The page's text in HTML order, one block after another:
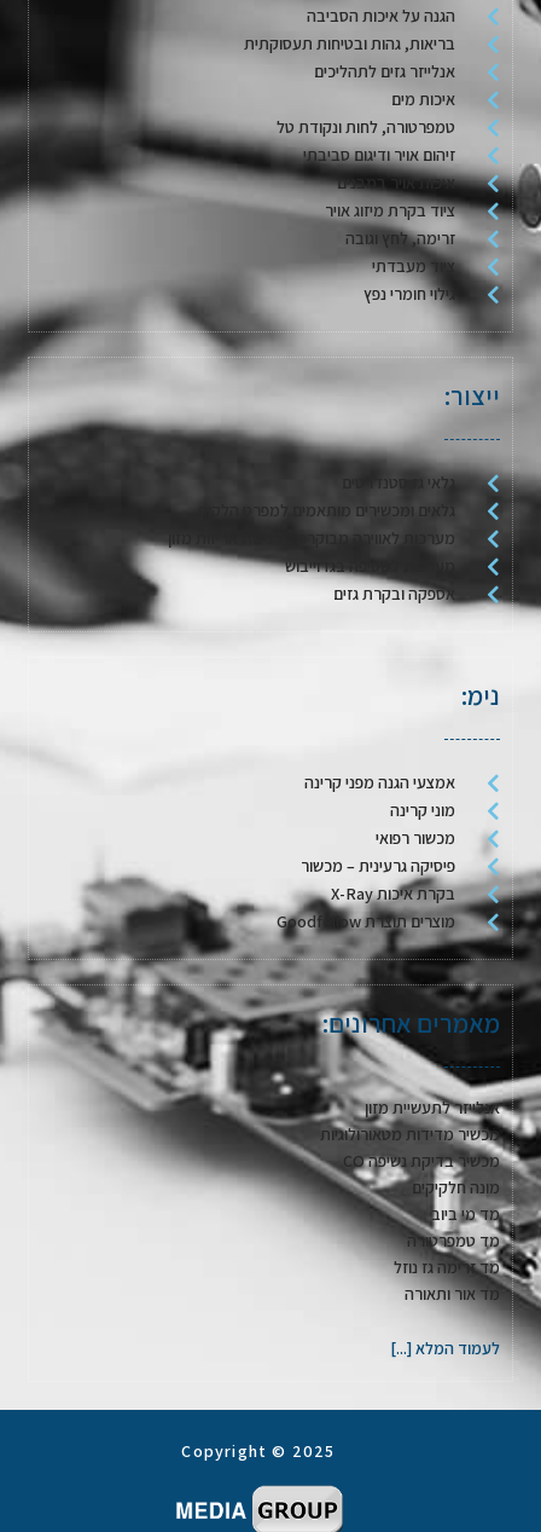
הגנה על איכות הסביבה
בריאות, גהות ובטיחות תעסוקתית
אנלייזר גזים לתהליכים
איכות מים
טמפרטורה, לחות ונקודת טל
זיהום אויר ודיגום סביבתי
איכות אויר במבנים
ציוד בקרת מיזוג אויר
זרימה, לחץ וגובה
ציוד מעבדתי
גילוי חומרי נפץ
ייצור:
גלאי גז סטנדרטים
גלאים ומכשירים מותאמים למפרט הלקוח
מערכות לאווירה מבוקרת / דגימת אריזות מזון
מערכות לשטיפה בגז וייבוש
אספקה ובקרת גזים
נימ:
אמצעי הגנה מפני קרינה
מוני קרינה
מכשור רפואי
פיסיקה גרעינית – מכשור
בקרת איכות X-Ray
מוצרים תוצרת Goodfellow
מאמרים אחרונים:
אנלייזר לתעשיית מזון
מכשיר מדידות מטאורולוגיות
מכשיר בדיקת נשיפה CO
מונה חלקיקים
מד מי ביוב
מד טמפרטורה
מד זרימה גז נוזל
מד אור ותאורה
לעמוד המלא [...]
Copyright © 2025